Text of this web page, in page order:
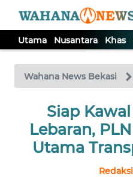
Utama Nusantara Khas
Wahana News Bekasi
Siap
Lebaran,
Utama
TV
Tutup
NUSANTARA